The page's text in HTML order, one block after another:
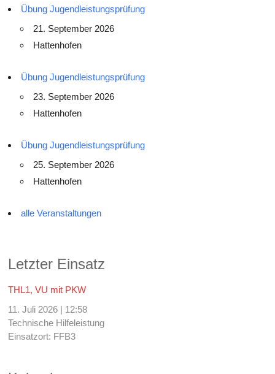
Übung Jugendleistungsprüfung
21. September 2026
Hattenhofen
Übung Jugendleistungsprüfung
23. September 2026
Hattenhofen
Übung Jugendleistungsprüfung
25. September 2026
Hattenhofen
alle Veranstaltungen
Letzter Einsatz
THL1, VU mit PKW
11. Juli 2026 | 12:58
Technische Hilfeleistung
Einsatzort: FFB3